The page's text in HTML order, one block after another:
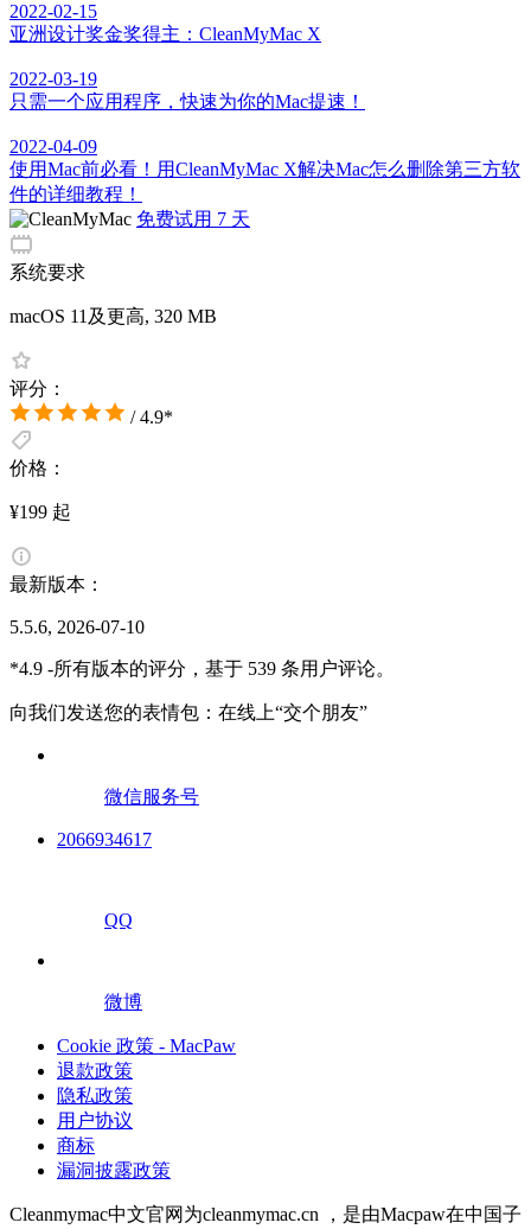
2022-02-15
亚洲设计奖金奖得主：CleanMyMac X
2022-03-19
只需一个应用程序，快速为你的Mac提速！
2022-04-09
使用Mac前必看！用CleanMyMac X解决Mac怎么删除第三方软
件的详细教程！
免费试用 7 天
系统要求
macOS 11及更高, 320 MB
评分：
/ 4.9*
价格：
¥199 起
最新版本：
5.5.6, 2026-07-10
*4.9 -所有版本的评分，基于 539 条用户评论。
向我们发送您的表情包：在线上“交个朋友”
微信服务号
2066934617
QQ
微博
Cookie 政策 - MacPaw
退款政策
隐私政策
用户协议
商标
漏洞披露政策
Cleanmymac中文官网为cleanmymac.cn ，是由Macpaw在中国子